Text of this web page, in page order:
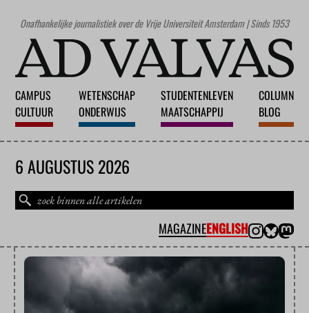
Onafhankelijke journalistiek over de Vrije Universiteit Amsterdam | Sinds 1953
CAMPUS
CULTUUR
WETENSCHAP
ONDERWIJS
STUDENTENLEVEN
MAATSCHAPPIJ
COLUMN
BLOG
6 AUGUSTUS 2026
MAGAZINEENGLISH